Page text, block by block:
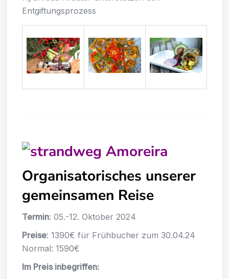
Entgiftungsprozess
Organisatorisches unserer
gemeinsamen Reise
Termin: 05.-12. Oktober 2024
Preise: 1390€ für Frühbucher zum 30.04.24
Normal: 1590€
Im Preis inbegriffen: